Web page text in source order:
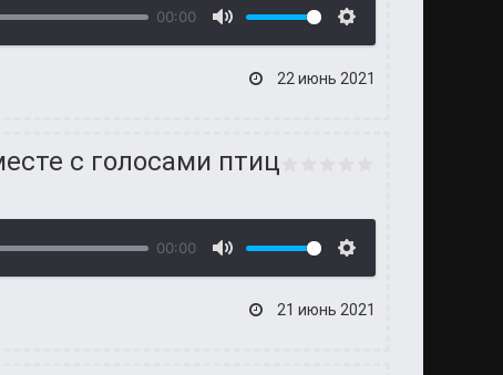
00:00
22 июнь 2021
с голосами птиц
00:00
21 июнь 2021